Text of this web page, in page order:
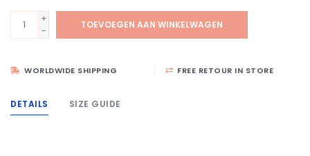
+
-
TOEVOEGEN AAN WINKELWAGEN
WORLDWIDE SHIPPING FREE RETOUR IN STORE
DETAILS SIZE GUIDE